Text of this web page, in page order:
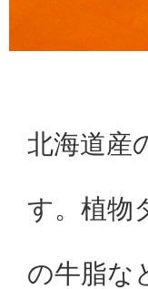
北海道産
す。植物
の牛脂な